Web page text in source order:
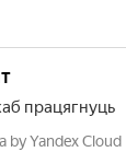
працягнуць
by Yandex Cloud